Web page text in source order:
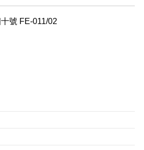
號 FE-011/02